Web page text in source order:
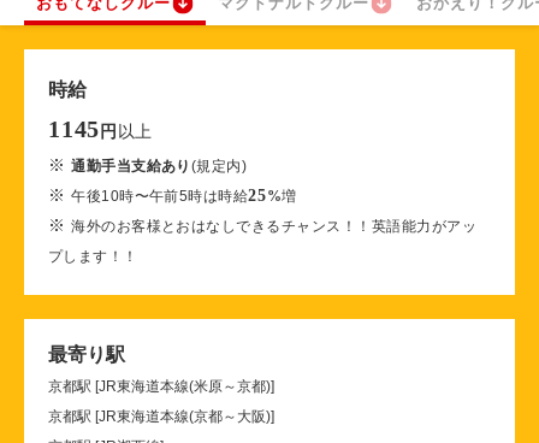
時給
1145 円 以上
※通勤手当支給あり (規定内)
※午後10時〜午前5時は時給25%増
※海外のお客様とおはなしできるチャンス！！英語能力がアッ
プします！！
最寄り駅
京都駅 [JR東海道本線(米原～京都)]
京都駅 [JR東海道本線(京都～大阪)]